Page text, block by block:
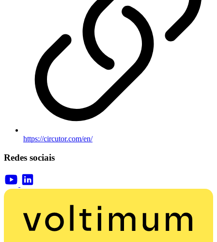
https://circutor.com/en/
Redes sociais